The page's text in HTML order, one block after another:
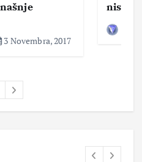
3 Novembra, 2017
nisam